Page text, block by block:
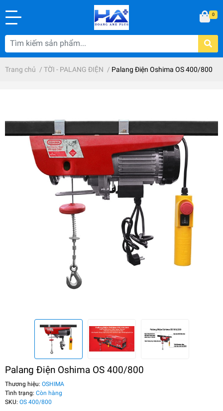
0
Trang chủ / TỜI - PALANG ĐIỆN / Palang Điện Oshima OS 400/800
Palang Điện Oshima OS 400/800
Thương hiệu: OSHIMA
Tình trạng: Còn hàng
SKU: OS 400/800